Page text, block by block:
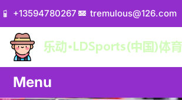
+13594780267 tremulous@126.com